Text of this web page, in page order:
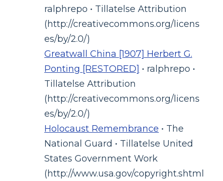
ralphrepo • Tillatelse Attribution
(http://creativecommons.org/licens
es/by/2.0/)
Greatwall China [1907] Herbert G.
Ponting [RESTORED] • ralphrepo •
Tillatelse Attribution
(http://creativecommons.org/licens
es/by/2.0/)
Holocaust Remembrance • The
National Guard • Tillatelse United
States Government Work
(http://www.usa.gov/copyright.shtml